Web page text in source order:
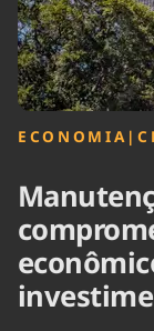
ECONOMIA |